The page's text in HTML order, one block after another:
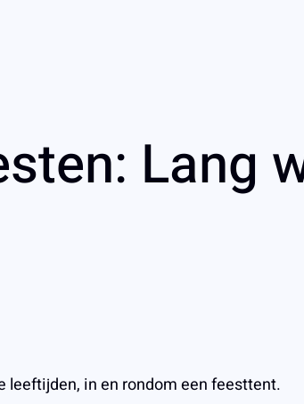
Lang
leeftijden, in en rondom een feesttent.